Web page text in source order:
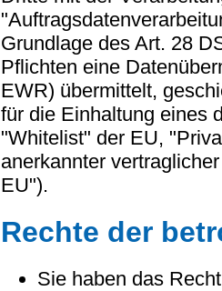
Grundlage des Art. 28
Pflichten eine
EWR) übermittelt,
für die Einhaltung eines
"Whitelist" der EU,
anerkannter
EU").
Rechte der
Sie haben das